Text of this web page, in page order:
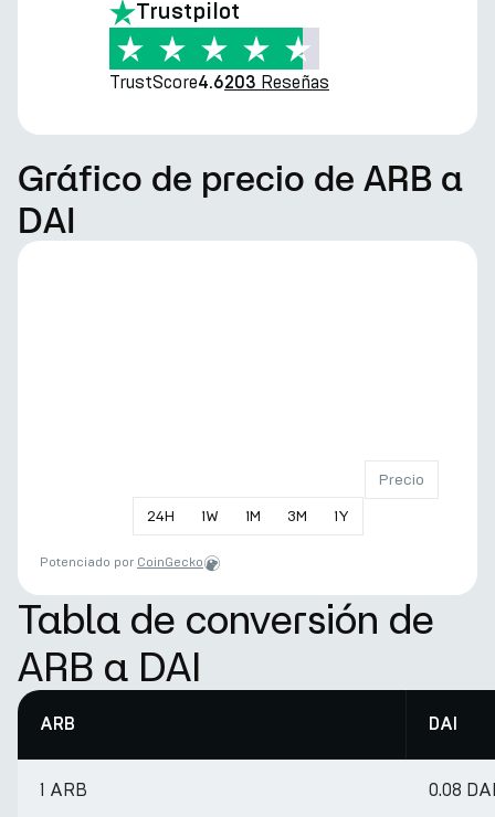
Trustpilot
TrustScore4.6203 Reseñas
Gráfico de precio de ARB a
DAI
24H 1W 1M 3M 1Y
Precio
Potenciado por CoinGecko
Tabla de conversión de
ARB a DAI
ARB DAI
1 ARB 0.08